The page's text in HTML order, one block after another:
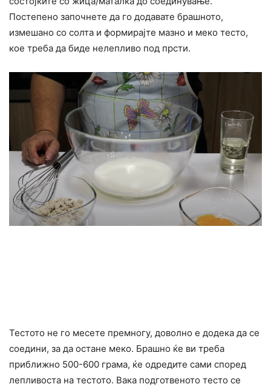
Постепено започнете да го додавате брашното,
измешано со солта и формирајте мазно и меко тесто,
кое треба да биде нелепливо под прсти.
Тестото не го месете премногу, доволно е додека да се
соедини, за да остане меко. Брашно ќе ви треба
приближно 500-600 грама, ќе одредите сами според
лепливоста на тестото. Вака подготвеното тесто се